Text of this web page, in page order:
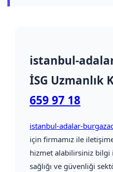
istanbul-
İSG Uzmanlık
659 97 18
istanbul-adalar-
için firmamız ile
hizmet alabilirsiniz bilgi
sağlığı ve güvenliği